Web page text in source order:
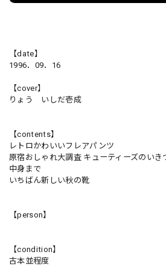
【date】
1996．09．16
【cover】
りょう いしだ壱成
【contents】
レトロかわいいフレアパンツ
原宿おしゃれ大調査 キューティーズのい
中身まで
いちばん新しい秋の靴
【person】
【condition】
古本並程度